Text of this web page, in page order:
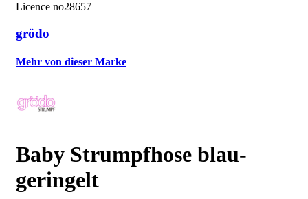
Licence no28657
grödo
Mehr von dieser Marke
Baby Strumpfhose blau-
geringelt